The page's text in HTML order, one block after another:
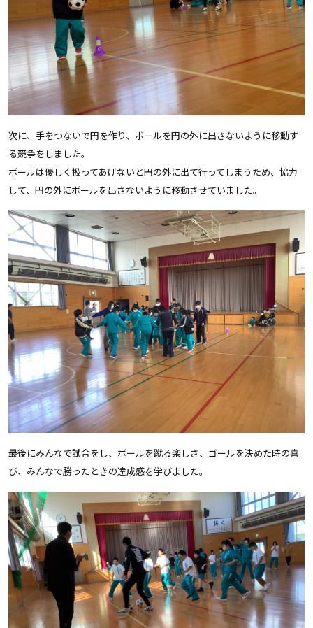
次に、手をつないで円を作り、ボールを円の外に出さないように移動す
る競争をしました。
ボールは優しく扱ってあげないと円の外に出て行ってしまうため、協力
して、円の外にボールを出さないように移動させていました。
最後にみんなで試合をし、ボールを蹴る楽しさ、ゴールを決めた時の喜
び、みんなで勝ったときの達成感を学びました。